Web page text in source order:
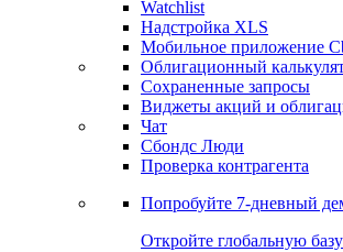
Получить доступ
Инструментарий
Портфель
Watchlist
Надстройка XLS
Мобильное приложение
Облигационный
Сохраненные запросы
Чат
Проверка контрагента